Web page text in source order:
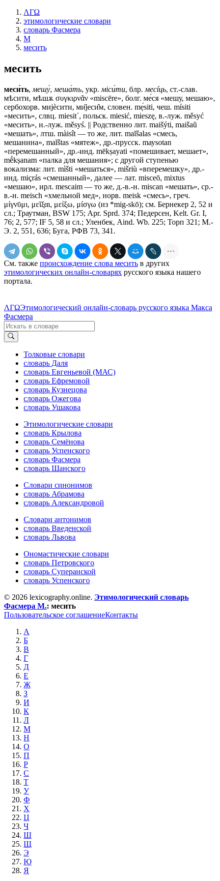
ΛΓΩ
этимологические словари
словарь Фасмера
М
месить
месить
меси́ть, мешу́, меша́ть, укр. мiси́ти, блр. месíць, ст.-слав.
мѣсити, мѣшѫ συγκιρνᾶν «miscēre», болг. ме́ся «мешу, мешаю»,
сербохорв. миjѐсити, ми̏jеси̑м, словен. mẹ́siti, чеш. mísiti
«месить», слвц. miеsit᾽, польск. miesić, mieszę, в.-луж. měsyć
«месить», н.-луж. měsyś. || Родственно лит. maišýti, maišaũ
«мешать», лтш. màisît — то же, лит. mаĩšаlаs «смесь,
мешанина», maĩštas «мятеж», др.-прусск. mауsоtаn
«перемешанный», др.-инд. mēkṣayati «помешивает, мешает»,
mḗkṣanam «палка для мешания»; с другой ступенью
вокализма: лит. mìšti «мешаться», mišriù «вперемешку», др.-
инд. miçrás «смешанный», далее — лат. misceō, miхtus
«мешаю», ирл. mеsсаim — то же, д.-в.-н. miscan «мешать», ср.-
в.-н. meisch «хмельной мед», норв. meisk «смесь», греч.
μίγνῡμι, μεῖξαι, μείξω, μίσγω (из *mig-skō); см. Бернекер 2, 52 и
сл.; Траутман, ВSW 175; Арr. Sprd. 374; Педерсен, Kelt. Gr. I,
76; 2, 577; IF 5, 58 и сл.; Уленбек, Aind. Wb. 225; Торп 321; М.-
Э. 2, 551, 636; Буга, РФВ 73, 341.
См. также происхождение слова месить в других
этимологических онлайн-словарях русского языка нашего
портала.
ΛΓΩЭтимологический онлайн-словарь русского языка Макса
Фасмера
Толковые словари
словарь Даля
словарь Евгеньевой (МАС)
словарь Ефремовой
словарь Кузнецова
словарь Ожегова
словарь Ушакова
Этимологические словари
словарь Крылова
словарь Семёнова
словарь Успенского
словарь Фасмера
словарь Шанского
Словари синонимов
словарь Абрамова
словарь Александровой
Словари антонимов
словарь Введенской
словарь Львова
Ономастические словари
словарь Петровского
словарь Суперанской
словарь Успенского
© 2026 lexicography.online. Этимологический словарь
Фасмера М.: месить
Пользовательское соглашениеКонтакты
А
Б
В
Г
Д
Е
Ж
З
И
К
Л
М
Н
О
П
Р
С
Т
У
Ф
Х
Ц
Ч
Ш
Щ
Э
Ю
Я